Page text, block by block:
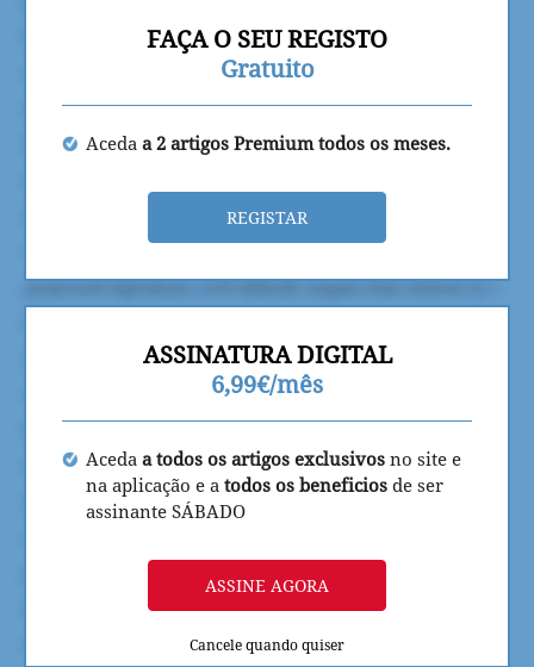
FAÇA O SEU REGISTO
Gratuito
Aceda a 2 artigos Premium todos os meses.
REGISTAR
ASSINATURA DIGITAL
6,99€/mês
Aceda a todos os artigos exclusivos no site e
na aplicação e a todos os beneficios de ser
assinante SÁBADO
ASSINE AGORA
Cancele quando quiser